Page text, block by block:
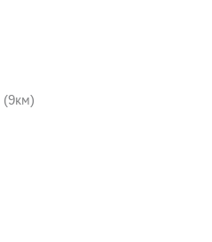
(9км)